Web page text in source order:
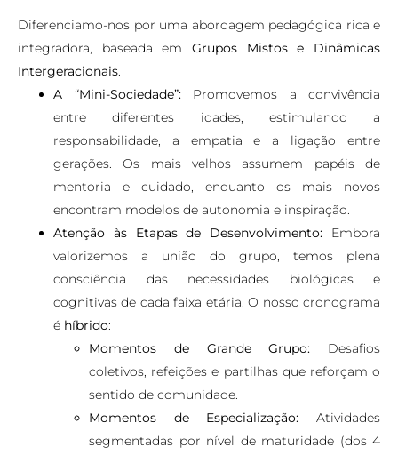
Diferenciamo-nos por uma abordagem pedagógica rica e
integradora, baseada em Grupos Mistos e Dinâmicas
Intergeracionais.
A “Mini-Sociedade”:Promovemos a convivência
entre diferentes idades, estimulando a
responsabilidade, a empatia e a ligação entre
gerações. Os mais velhos assumem papéis de
mentoria e cuidado, enquanto os mais novos
encontram modelos de autonomia e inspiração.
Atenção às Etapas de Desenvolvimento: Embora
valorizemos a união do grupo, temos plena
consciência das necessidades biológicas e
cognitivas de cada faixa etária. O nosso cronograma
é híbrido:
Momentos de Grande Grupo: Desafios
coletivos, refeições e partilhas que reforçam o
sentido de comunidade.
Momentos de Especialização: Atividades
segmentadas por nível de maturidade (dos 4